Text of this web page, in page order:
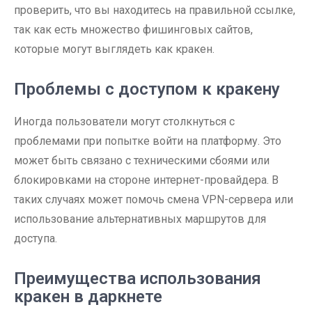
проверить, что вы находитесь на правильной ссылке,
так как есть множество фишинговых сайтов,
которые могут выглядеть как кракен.
Проблемы с доступом к кракену
Иногда пользователи могут столкнуться с
проблемами при попытке войти на платформу. Это
может быть связано с техническими сбоями или
блокировками на стороне интернет-провайдера. В
таких случаях может помочь смена VPN-сервера или
использование альтернативных маршрутов для
доступа.
Преимущества использования
кракен в даркнете